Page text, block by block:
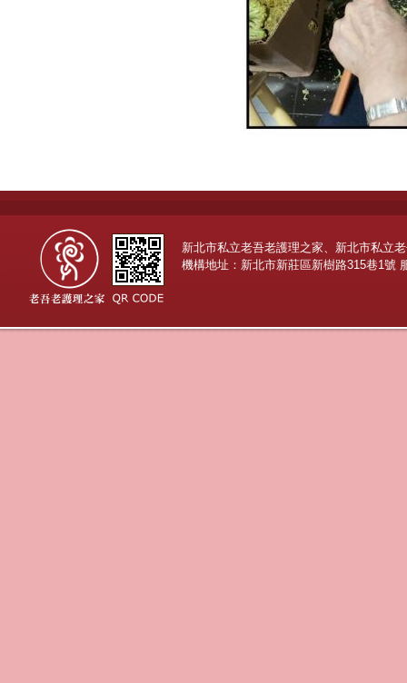
新北市私立老吾老護理之家、新北市私立
機構地址：新北市新莊區新樹路315巷1號